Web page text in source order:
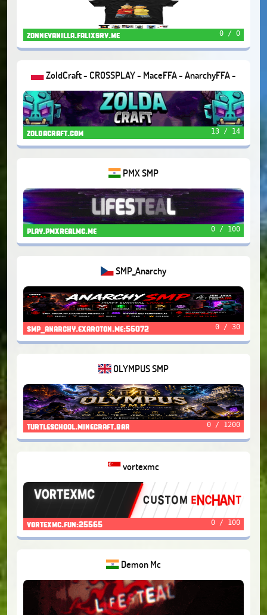
zonnevanilla.falixsrv.me 0 / 0
ZoldCraft - CROSSPLAY - MaceFFA - AnarchyFFA -
ChestPVP - KitPVP - EarthSMP - Creative - Duels
zoldacraft.com 13 / 14
PMX SMP
play.pmxrealmc.me 0 / 100
SMP_Anarchy
smp_anarchy.exaroton.me:56072 0 / 30
OLYMPUS SMP
turtleschool.minecraft.bar 0 / 1200
vortexmc
vortexmc.fun:25565 0 / 100
Demon Mc